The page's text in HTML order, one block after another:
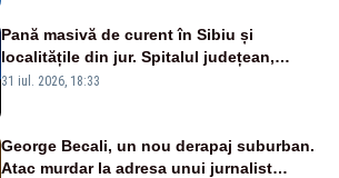
Pană masivă de curent în Sibiu și
localitățile din jur. Spitalul județean,
semafoarele, rețelele de telefonie, grav
31 iul. 2026, 18:33
George Becali, un nou derapaj suburban.
Atac murdar la adresa unui jurnalist